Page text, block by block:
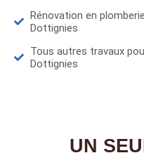
Rénovation en
Dottignies
Tous autres travaux
Dottignies
UN